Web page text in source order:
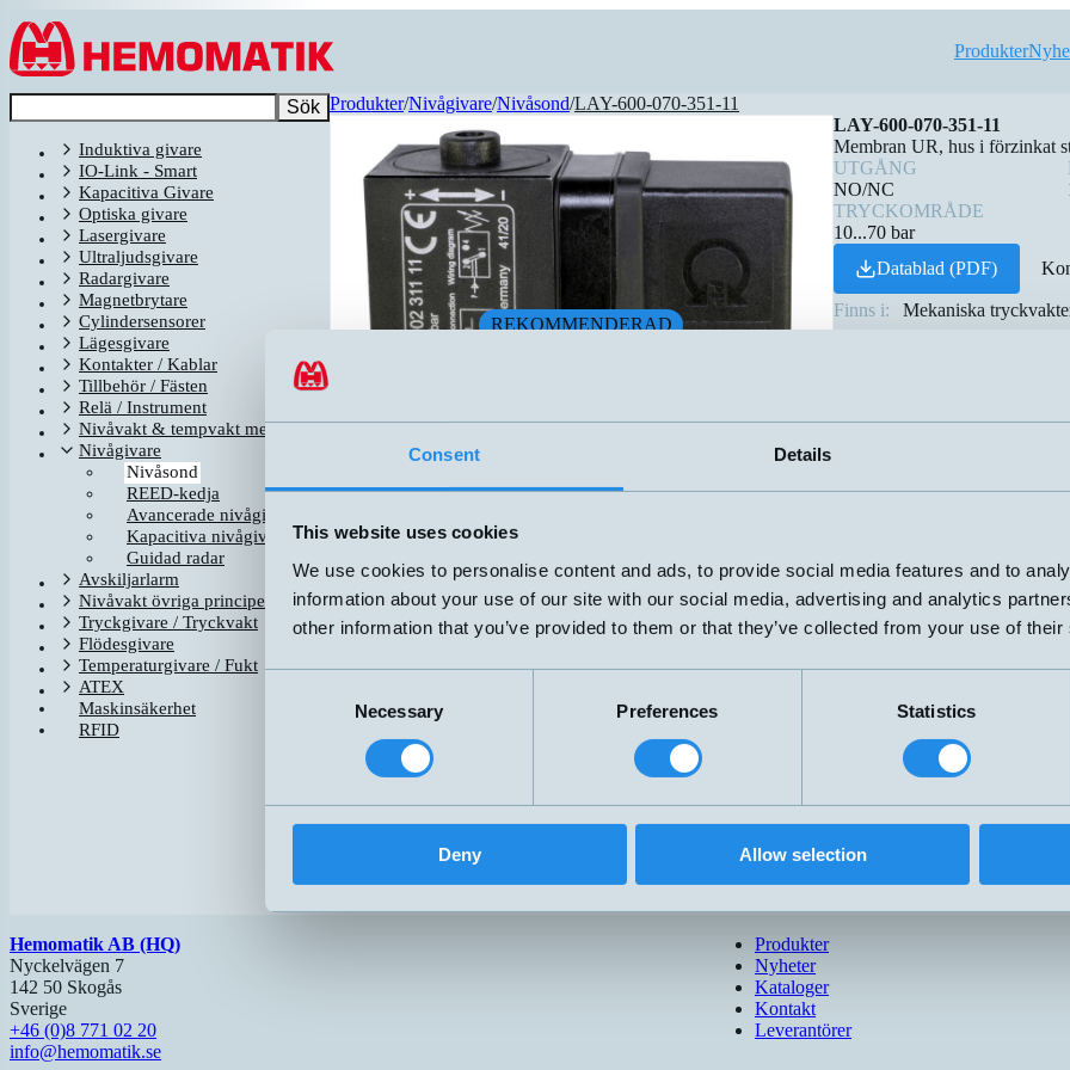
Consent Details
This website uses cookies
We use cookies to personalise content and ads, to provide social media features and to
information about your use of our site with our social media, advertising and analytics
other information that you’ve provided to them or that they’ve collected from your use of
Necessary Preferences Statistics
Deny Allow selection
Hoppa till innehållet
Produkter
Sök
Induktiva givare
IO-Link - Smart
Kapacitiva Givare
Optiska givare
Lasergivare
Ultraljudsgivare
Radargivare
Magnetbrytare
Cylindersensorer
Lägesgivare
Kontakter / Kablar
Tillbehör / Fästen
Relä / Instrument
Nivåvakt & tempvakt med flottör
Nivågivare
Nivåsond
REED-kedja
Avancerade nivågivare
Kapacitiva nivågivare
Guidad radar
Avskiljarlarm
Nivåvakt övriga principer
Tryckgivare / Tryckvakt
Flödesgivare
Temperaturgivare / Fukt
ATEX
Maskinsäkerhet
RFID
Produkter/Nivågivare/Nivåsond/LAY-600-070-351-11
REKOMMENDERAD
LAY-600-070-351-11
Membran UR, hus i förzinkat
UTGÅNG
NO/NC
TRYCKOMRÅDE
10...70 bar
Datablad (PDF)
Finns i: Mekaniska
Relaterade produkter
Utgång
BOX100L 4-20 mA
HM-LT60FD-3010 4-20 mA
HM-LT300FD-3020
4-20 mA
HM-LT300FD-3030
HM-LT300RS-3010-2.5mVP-10M
G1/4''
Hemomatik AB (HQ)
Nyckelvägen 7
142 50 Skogås
Sverige
+46 (0)8 771 02 20
info@hemomatik.se
Produkter
Nyheter
Kataloger
Kontakt
Leverantörer